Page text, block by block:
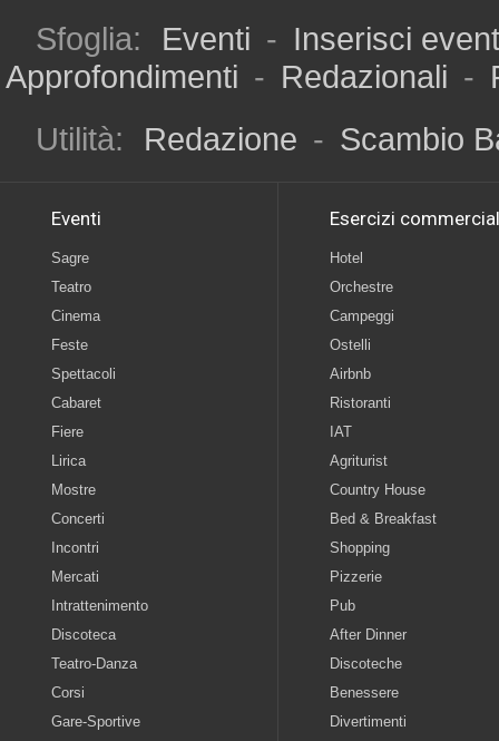
Sfoglia: Eventi - Inserisci
Approfondimenti - Redazionali -
Utilità:
Redazione - Scambio
Eventi
Sagre
Teatro
Cinema
Feste
Spettacoli
Cabaret
Fiere
Lirica
Mostre
Concerti
Incontri
Mercati
Intrattenimento
Discoteca
Teatro-Danza
Corsi
Gare-Sportive
Esercizi
Hotel
Orchestre
Campeggi
Ostelli
Airbnb
Ristoranti
IAT
Agriturist
Country House
Bed & Breakfast
Shopping
Pizzerie
Pub
After Dinner
Discoteche
Benessere
Divertimenti